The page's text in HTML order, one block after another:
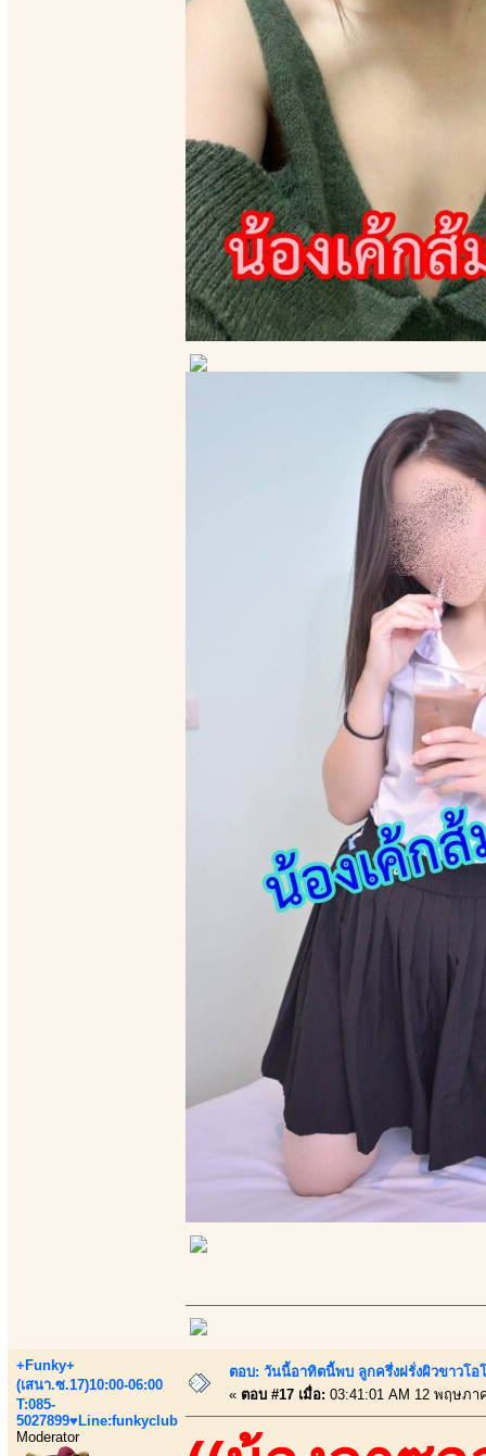
+Funky+
(เสนา.ซ.17)10:00-06:00
T:085-
5027899♥Line:funkyclub
Moderator
ตอบ: วันนี้อาทิตนี้พบ ลูกครึ่งฝรั่งผิวขาวโอ
« ตอบ #17 เมื่อ: 03:41:01 AM 12 พฤษภา